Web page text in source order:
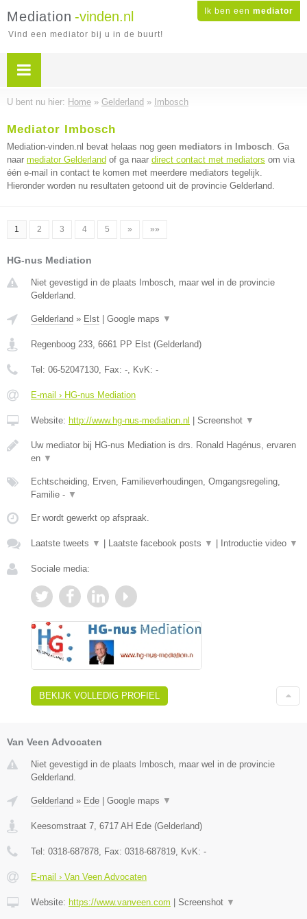
Ik ben een mediator
Mediation -vinden.nl
Vind een mediator bij u in de buurt!
U bent nu hier: Home » Gelderland » Imbosch
Mediator Imbosch
Mediation-vinden.nl bevat helaas nog geen mediators in Imbosch. Ga
naar mediator Gelderland of ga naar direct contact met mediators om via
één e-mail in contact te komen met meerdere mediators tegelijk.
Hieronder worden nu resultaten getoond uit de provincie Gelderland.
1 2 3 4 5 » »»
HG-nus Mediation
Niet gevestigd in de plaats Imbosch, maar wel in de provincie
Gelderland.
Gelderland » Elst Google maps ▼
Regenboog 233, 6661 PP Elst (Gelderland)
Tel: 06-52047130, Fax: -, KvK: -
E-mail › HG-nus Mediation
Website: http://www.hg-nus-mediation.nl Screenshot ▼
Uw mediator bij HG-nus Mediation is drs. Ronald Hagénus, ervaren
en ▼
Echtscheiding, Erven, Familieverhoudingen, Omgangsregeling,
Familie - ▼
Er wordt gewerkt op afspraak.
Laatste tweets ▼ Laatste facebook posts ▼ Introductie video ▼
Sociale media:
BEKIJK VOLLEDIG PROFIEL
Van Veen Advocaten
Niet gevestigd in de plaats Imbosch, maar wel in de provincie
Gelderland.
Gelderland » Ede Google maps ▼
Keesomstraat 7, 6717 AH Ede (Gelderland)
Tel: 0318-687878, Fax: 0318-687819, KvK: -
E-mail › Van Veen Advocaten
Website: https://www.vanveen.com Screenshot ▼